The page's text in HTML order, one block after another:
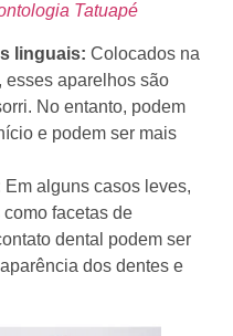
Tatuapé
linguais: Colocados na
esses aparelhos são
No entanto, podem
e podem ser mais
Em alguns casos leves,
facetas de
dental podem ser
dos dentes e